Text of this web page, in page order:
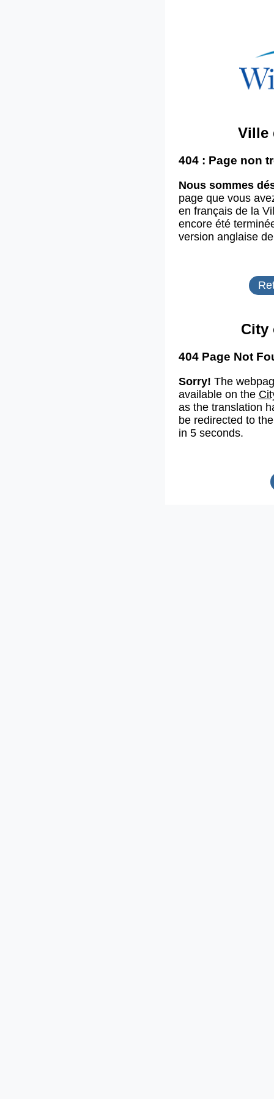
Ville
404 : Page non
Nous sommes
page que vous
en français de la
encore été
version anglaise
City
404 Page Not
Sorry! The
available on the
as the translation
be redirected to
in 5 seconds.